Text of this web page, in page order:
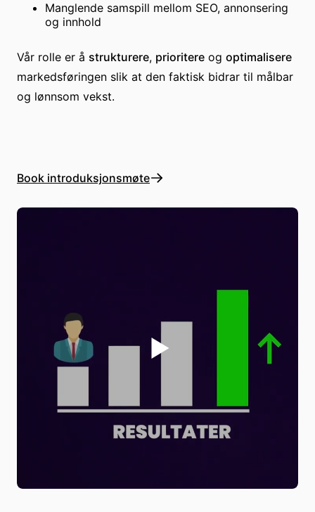
Manglende samspill mellom SEO, annonsering
og innhold
Vår rolle er å strukturere, prioritere og optimalisere
markedsføringen slik at den faktisk bidrar til målbar
og lønnsom vekst.
Book introduksjonsmøte